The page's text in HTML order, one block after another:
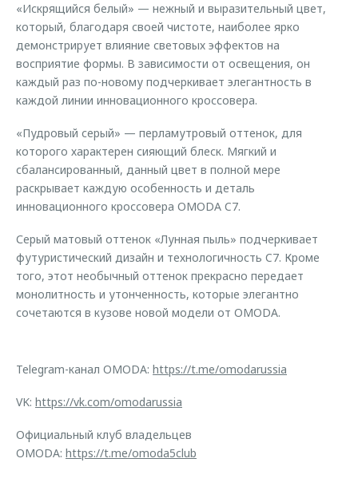
«Искрящийся белый» — нежный и выразительный цвет,
который, благодаря своей чистоте, наиболее ярко
демонстрирует влияние световых эффектов на
восприятие формы. В зависимости от освещения, он
каждый раз по-новому подчеркивает элегантность в
каждой линии инновационного кроссовера.
«Пудровый серый» — перламутровый оттенок, для
которого характерен сияющий блеск. Мягкий и
сбалансированный, данный цвет в полной мере
раскрывает каждую особенность и деталь
инновационного кроссовера OMODA C7.
Серый матовый оттенок «Лунная пыль» подчеркивает
футуристический дизайн и технологичность C7. Кроме
того, этот необычный оттенок прекрасно передает
монолитность и утонченность, которые элегантно
сочетаются в кузове новой модели от OMODA.
Telegram-канал OMODA: https://t.me/omodarussia
VK: https://vk.com/omodarussia
Официальный клуб владельцев
OMODA: https://t.me/omoda5club